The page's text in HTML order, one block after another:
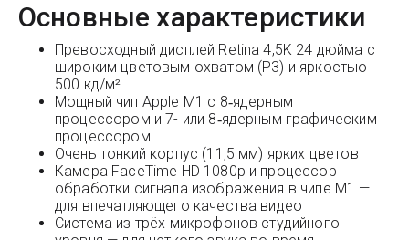
Основные характеристики
Превосходный дисплей Retina 4,5K 24 дюйма с
широким цветовым охватом (P3) и яркостью
500 кд/м²
Мощный чип Apple M1 с 8‑ядерным
процессором и 7- или 8‑ядерным графическим
процессором
Очень тонкий корпус (11,5 мм) ярких цветов
Камера FaceTime HD 1080p и процессор
обработки сигнала изображения в чипе M1 —
для впечатляющего качества видео
Система из трёх микрофонов студийного